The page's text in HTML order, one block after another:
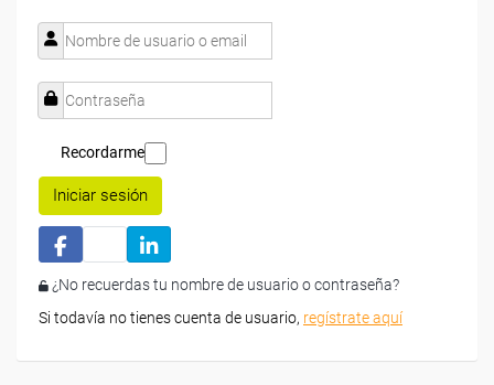
Recordarme
Iniciar sesión
¿No recuerdas tu nombre de usuario o contraseña?
Si todavía no tienes cuenta de usuario, regístrate aquí